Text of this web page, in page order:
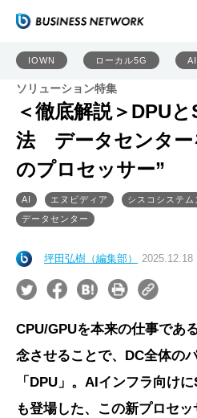
IOWN ローカル5G AI
ソリューション特集
＜徹底解説＞DPU
法 データセンター
のプロセッサー”
AI エヌビディア シスコシステム
データセンター
坪田弘樹（編集部） 2025.12.18
CPU/GPUを本来の仕事であ
念させることで、DC全体の
「DPU」。AIインフラ向け
も登場した、この新プロセ